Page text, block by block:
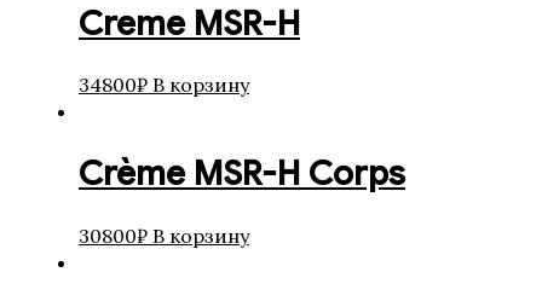
Creme MSR-H
34800₽ В корзину
Crème MSR-H Corps
30800₽ В корзину